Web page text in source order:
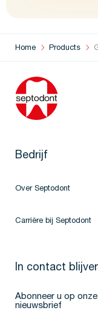
Home Products
Bedrijf
Over Septodont
Carrière bij Septodont
In contact
Abonneer u op onze
nieuwsbrief